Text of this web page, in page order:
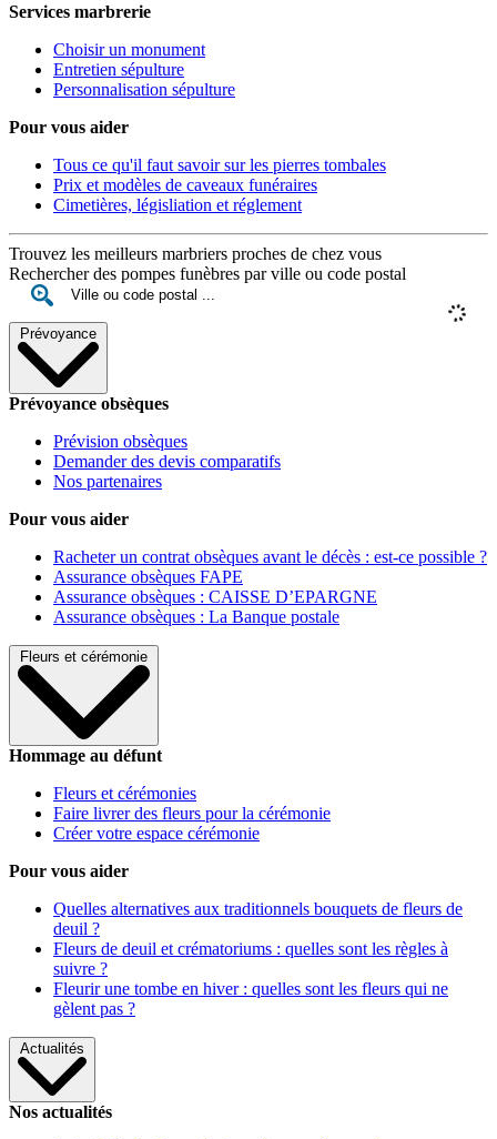
Services marbrerie
Choisir un monument
Entretien sépulture
Personnalisation sépulture
Pour vous aider
Tous ce qu'il faut savoir sur les pierres tombales
Prix et modèles de caveaux funéraires
Cimetières, législiation et réglement
Trouvez les meilleurs marbriers proches de chez vous
Rechercher des pompes funèbres par ville ou code postal
Prévoyance
Prévoyance obsèques
Prévision obsèques
Demander des devis comparatifs
Nos partenaires
Pour vous aider
Racheter un contrat obsèques avant le décès : est-ce possible ?
Assurance obsèques FAPE
Assurance obsèques : CAISSE D’EPARGNE
Assurance obsèques : La Banque postale
Fleurs et cérémonie
Hommage au défunt
Fleurs et cérémonies
Faire livrer des fleurs pour la cérémonie
Créer votre espace cérémonie
Pour vous aider
Quelles alternatives aux traditionnels bouquets de fleurs de
deuil ?
Fleurs de deuil et crématoriums : quelles sont les règles à
suivre ?
Fleurir une tombe en hiver : quelles sont les fleurs qui ne
gèlent pas ?
Actualités
Nos actualités